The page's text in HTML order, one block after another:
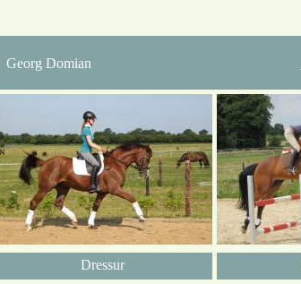
Georg Domian
Dressur